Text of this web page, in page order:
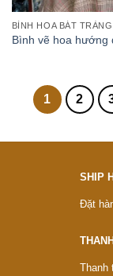
BÌNH HOA BÁT TRÀNG
Bình vẽ hoa hướng
1 2
SHIP
Đặt
Thanh